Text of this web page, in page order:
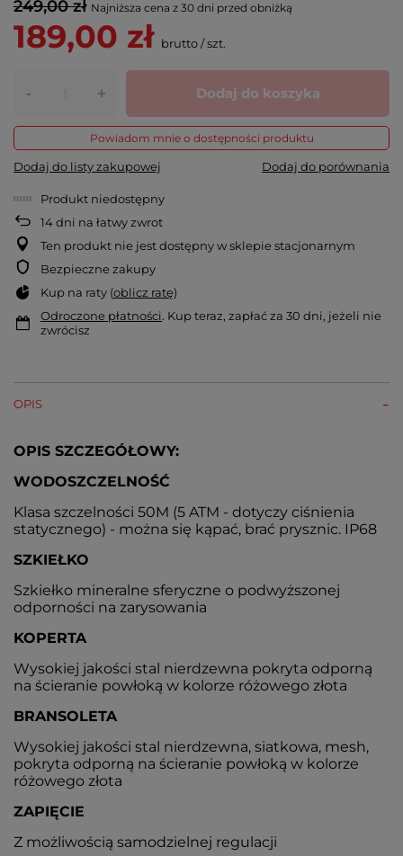
249,00 zł Najniższa cena z 30 dni przed obniżką
189,00 zł brutto/szt.
- + Dodaj do koszyka
Powiadom mnie o dostępności produktu
Dodaj do listy zakupowej Dodaj do porównania
Produkt niedostępny
14dni na łatwy zwrot
Ten produkt nie jest dostępny w sklepie stacjonarnym
Bezpieczne zakupy
Kup na raty (oblicz ratę)
Odroczone płatności. Kup teraz, zapłać za 30 dni, jeżeli nie
zwrócisz
OPIS
OPIS SZCZEGÓŁOWY:
WODOSZCZELNOŚĆ
Klasa szczelności 50M (5 ATM - dotyczy ciśnienia
statycznego) - można się kąpać, brać prysznic. IP68
SZKIEŁKO
Szkiełko mineralne sferyczne o podwyższonej
odporności na zarysowania
KOPERTA
Wysokiej jakości stal nierdzewna pokryta odporną
na ścieranie powłoką w kolorze różowego złota
BRANSOLETA
Wysokiej jakości stal nierdzewna, siatkowa, mesh,
pokryta odporną na ścieranie powłoką w kolorze
różowego złota
ZAPIĘCIE
Z możliwością samodzielnej regulacji